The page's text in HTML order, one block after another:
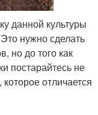
данной культуры
нужно сделать
но до того как
постарайтесь не
отличается